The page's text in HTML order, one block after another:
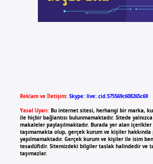
Reklam ve İletişim: Skype: live:.cid.575569c608265c69
Yasal Uyarı: Bu internet sitesi, herhangi bir marka,
ile hiçbir bağlantısı bulunmamaktadır. Sitede yalnızca
makaleler paylaşılmaktadır. Burada yer alan
taşımamakta olup, gerçek kurum ve kişiler hakkında
yapılmamaktadır. Gerçek kurum ve kişiler ile isim
tesadüfidir. Sitemizdeki bilgiler taslak halindedir ve
taşımazlar.